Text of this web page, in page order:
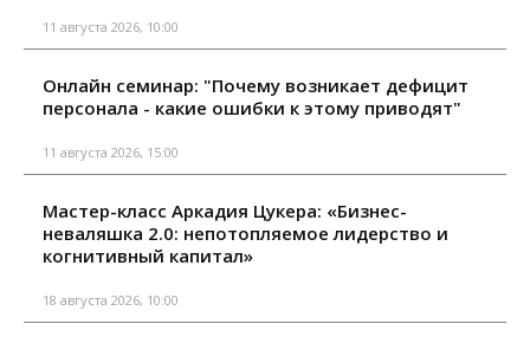
11 августа 2026, 10:00
Онлайн семинар: "Почему возникает дефицит
персонала - какие ошибки к этому приводят"
11 августа 2026, 15:00
Мастер-класс Аркадия Цукера: «Бизнес-
неваляшка 2.0: непотопляемое лидерство и
когнитивный капитал»
18 августа 2026, 10:00